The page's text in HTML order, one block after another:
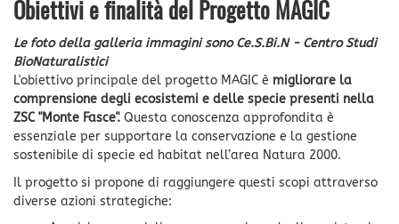
Obiettivi e finalità del Progetto MAGIC
Le foto della galleria immagini sono Ce.S.Bi.N - Centro Studi
BioNaturalistici
L'obiettivo principale del progetto MAGIC è migliorare la
comprensione degli ecosistemi e delle specie presenti nella
ZSC "Monte Fasce". Questa conoscenza approfondita è
essenziale per supportare la conservazione e la gestione
sostenibile di specie ed habitat nell’area Natura 2000.
Il progetto si propone di raggiungere questi scopi attraverso
diverse azioni strategiche: